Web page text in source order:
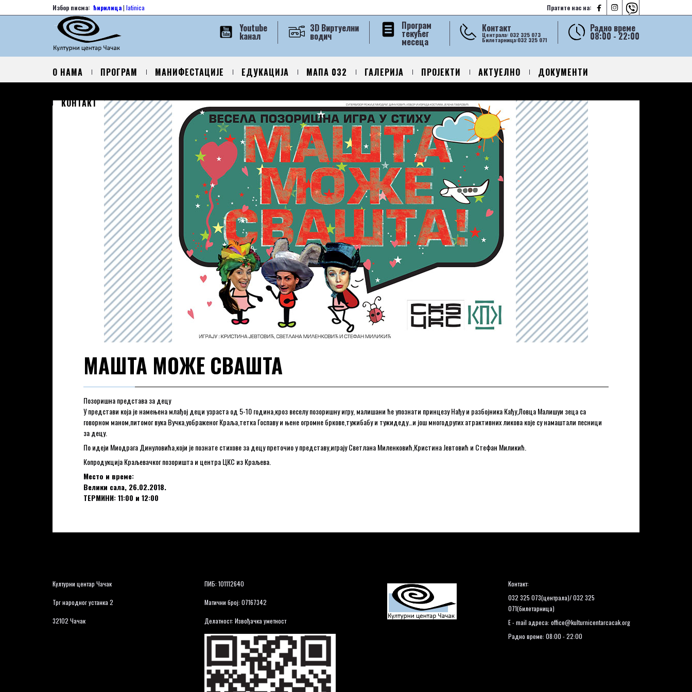
Пратите нас на:   
Избор писма: ћирилица| latinica
Радно време
08:00 - 22:00
Контакт
Централа: 032 325 073
Билетарница:032 325 071
Програм
текућег
месеца
3D Виртуелни
водич
Youtube
kанал
О НАМА ПРОГРАМ МАНИФЕСТАЦИЈЕ ЕДУКАЦИЈА МАПА 032 ГАЛЕРИЈА ПРОЈЕКТИ АКТУЕЛНО ДОКУМЕНТИ
КОНТАКТ
МАШТА МОЖЕ СВАШТА
Позоришна представа за децу
У представи која је намењена млађој деци узраста од 5-10 година,кроз веселу позоришну игру, малишани ће упознати принцезу Нађу и разбојника Кађу,Ловца Малишуи зеца са
говорном маном,питомог вука Вучка,уображеног Краља,тетка Госпаву и њене огромне бркове,тужибабу и тужидеду…и још многодругих атрактивних ликова које су намаштали песници
за децу.
По идеји Миодрага Динуловића,који је познате стихове за децу преточио у представу,играју Светлана Миленковић,Кристина Јевтовић и Стефан Миликић.
Копродукција Краљевачког позоришта и центра ЦКС из Краљева.
Место и време:
Велики сала, 26.02.2018.
ТЕРМИНИ: 11:00 и 12:00
Културни центар Чачак
Трг народног устанка 2
32102 Чачак
ПИБ: 101112640
Матични број: 07167342
Делатност: Извођачка уметност
Контакт:
032 325 073(централа)/ 032 325
071(билетарница)
E - mail адреса: office@kulturnicentarcacak.org
Радно време: 08:00 - 22:00